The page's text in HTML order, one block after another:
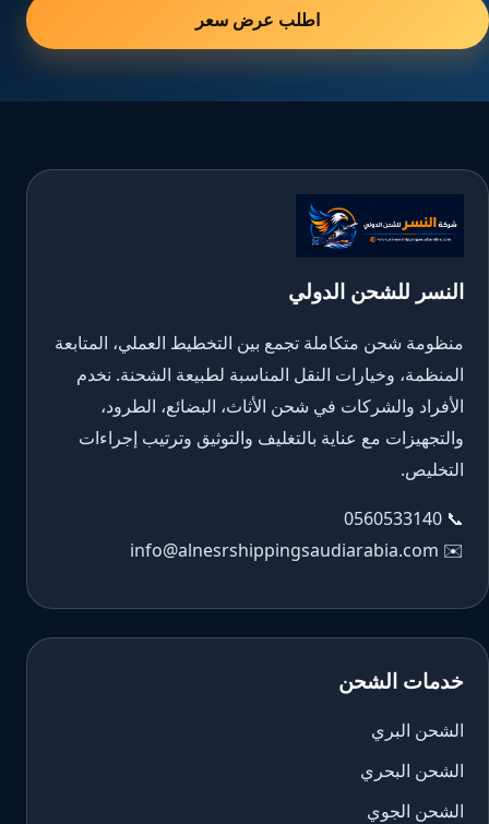
اطلب عرض سعر
النسر للشحن الدولي
منظومة شحن متكاملة تجمع بين التخطيط العملي، المتابعة
المنظمة، وخيارات النقل المناسبة لطبيعة الشحنة. نخدم
الأفراد والشركات في شحن الأثاث، البضائع، الطرود،
والتجهيزات مع عناية بالتغليف والتوثيق وترتيب إجراءات
التخليص.
📞
0560533140
✉️
info@alnesrshippingsaudiarabia.com
خدمات الشحن
الشحن البري
الشحن البحري
الشحن الجوي